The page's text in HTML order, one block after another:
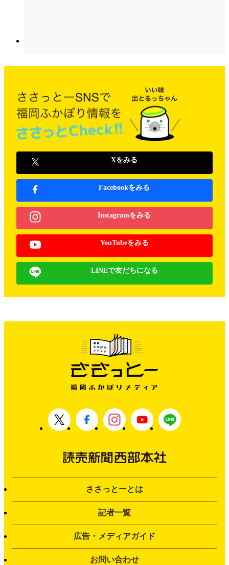
Xをみる
Facebookをみる
Instagramをみる
YouTubeをみる
LINEで友だちになる
ささっとーとは
記者一覧
広告・メディアガイド
お問い合わせ